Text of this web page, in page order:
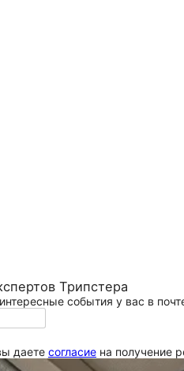
Трипстера
события у вас в
даете согласие на получение